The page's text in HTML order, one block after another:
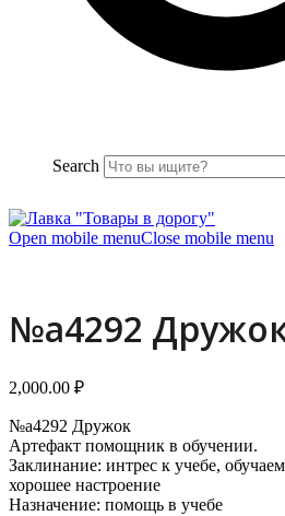
Search
Open mobile menuClose mobile menu
№a4292
2,000.00 ₽
№a4292 Дружок
Артефакт помощник в обучении.
Заклинание: интрес к учебе,
хорошее настроение
Назначение: помощь в учебе